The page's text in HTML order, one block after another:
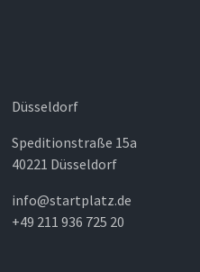
Düsseldorf
Speditionstraße 15a
40221 Düsseldorf
info@startplatz.de
+49 211 936 725 20